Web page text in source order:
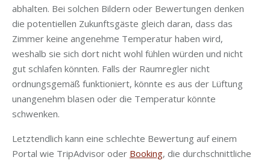
abhalten. Bei solchen Bildern oder Bewertungen denken
die potentiellen Zukunftsgäste gleich daran, dass das
Zimmer keine angenehme Temperatur haben wird,
weshalb sie sich dort nicht wohl fühlen würden und nicht
gut schlafen könnten. Falls der Raumregler nicht
ordnungsgemäß funktioniert, könnte es aus der Lüftung
unangenehm blasen oder die Temperatur könnte
schwenken.
Letztendlich kann eine schlechte Bewertung auf einem
Portal wie TripAdvisor oder Booking, die durchschnittliche